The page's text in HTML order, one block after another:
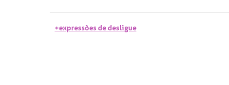
+expressões de desligue